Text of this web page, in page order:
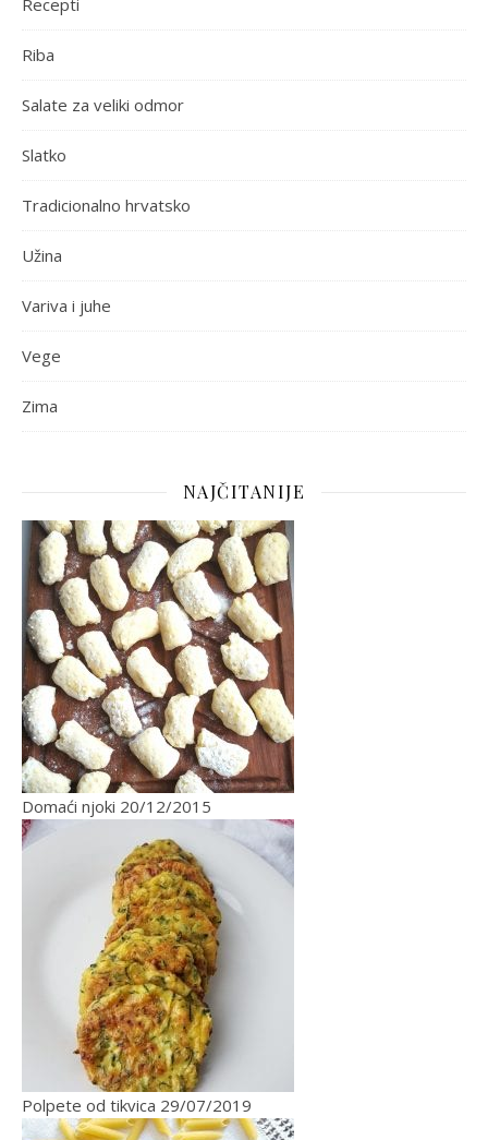
Recepti
Riba
Salate za veliki odmor
Slatko
Tradicionalno hrvatsko
Užina
Variva i juhe
Vege
Zima
NAJČITANIJE
Domaći njoki 20/12/2015
Polpete od tikvica 29/07/2019